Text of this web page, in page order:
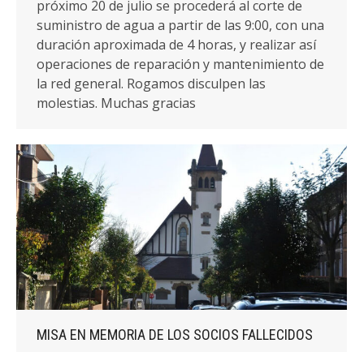
próximo 20 de julio se procederá al corte de
suministro de agua a partir de las 9:00, con una
duración aproximada de 4 horas, y realizar así
operaciones de reparación y mantenimiento de
la red general. Rogamos disculpen las
molestias. Muchas gracias
MISA EN MEMORIA DE LOS SOCIOS FALLECIDOS